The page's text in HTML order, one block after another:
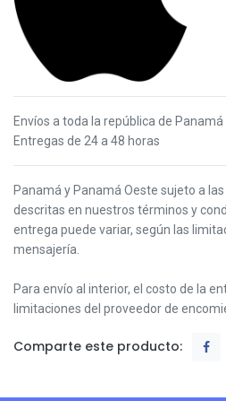
Envíos a toda la república de Panamá
Entregas de 24 a 48 horas
Panamá y Panamá Oeste sujeto a
descritas en nuestros términos y
entrega puede variar, según las
mensajería.
Para envío al interior, el costo de la
limitaciones del proveedor de
Comparte este producto: